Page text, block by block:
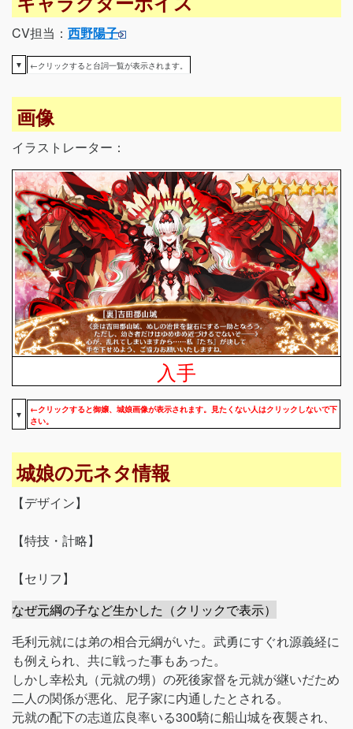
CV担当： 西野陽子
▼ ←クリックすると台詞一覧が表示されます。
画像
イラストレーター：
入手
▼
←クリックすると御嬢、城娘画像が表示されます。見たくない人はクリックしないで下
さい。
城娘の元ネタ情報
【デザイン】
【特技・計略】
【セリフ】
なぜ元綱の子など生かした（クリックで表示）
毛利元就には弟の相合元綱がいた。武勇にすぐれ源義経に
も例えられ、共に戦った事もあった。
しかし幸松丸（元就の甥）の死後家督を元就が継いだため
二人の関係が悪化、尼子家に内通したとされる。
元就の配下の志道広良率いる300騎に船山城を夜襲され、